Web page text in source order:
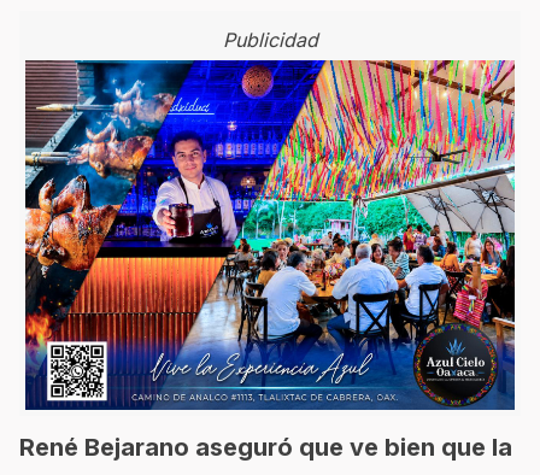
Publicidad
René Bejarano aseguró que ve bien que la